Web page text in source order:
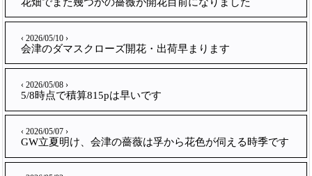
‹ 2026/05/10 ›
会津のダマスクローズ開花・出荷早まります
‹ 2026/05/08 ›
5/8時点で積算815pは早いです
‹ 2026/05/07 ›
GW立夏明け、会津の薔薇は孚から花色が伺える時季です